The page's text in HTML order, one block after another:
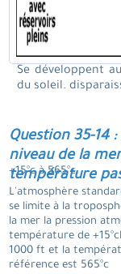
Se développent
du soleil.
Question 35-14
niveau de la
température
+15°c à 565°c.
L'atmosphère
se limite à la
la mer la pression
température de
1000 ft et la
référence est 565°c